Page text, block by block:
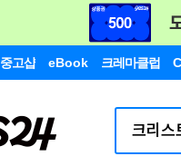
중고샵 eBook 크레마클럽